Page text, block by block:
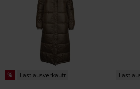
% Fast ausverkauft Fast